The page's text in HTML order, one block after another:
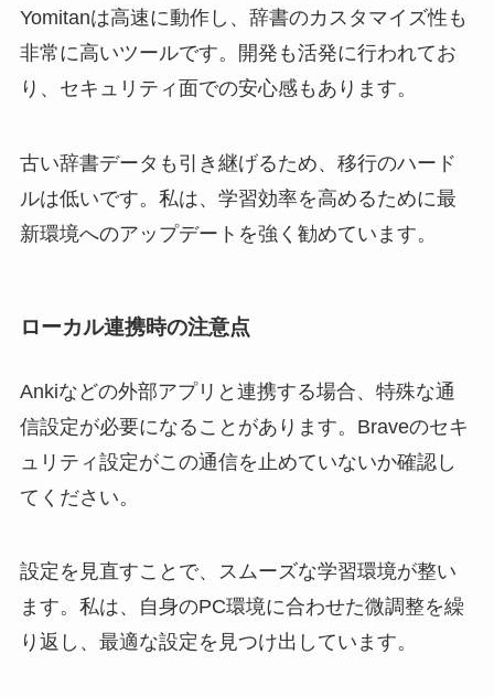
Yomitanは高速に動作し、辞書のカスタマイズ性も
非常に高いツールです。開発も活発に行われてお
り、セキュリティ面での安心感もあります。
古い辞書データも引き継げるため、移行のハード
ルは低いです。私は、学習効率を高めるために最
新環境へのアップデートを強く勧めています。
ローカル連携時の注意点
Ankiなどの外部アプリと連携する場合、特殊な通
信設定が必要になることがあります。Braveのセキ
ュリティ設定がこの通信を止めていないか確認し
てください。
設定を見直すことで、スムーズな学習環境が整い
ます。私は、自身のPC環境に合わせた微調整を繰
り返し、最適な設定を見つけ出しています。